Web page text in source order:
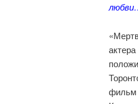
фильм